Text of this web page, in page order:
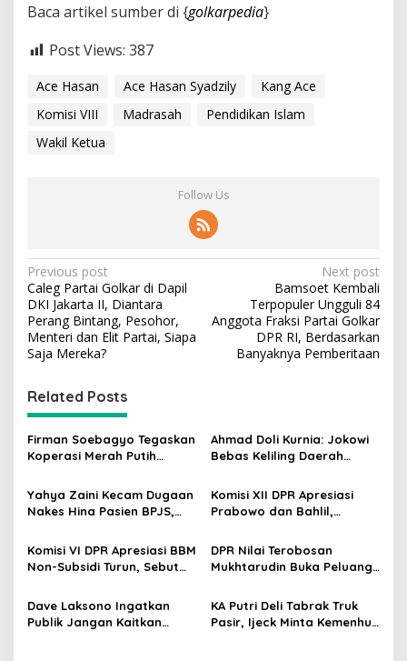
Baca artikel sumber di {golkarpedia}
Post Views: 387
Ace Hasan Ace Hasan Syadzily
Kang Ace
Komisi VIII
Madrasah
Pendidikan Islam
Wakil Ketua
Follow Us
P
o
s
t
a
v
i
a
i
o
n
Previous post
Caleg Partai Golkar di Dapil
DKI Jakarta II, Diantara
Perang Bintang, Pesohor,
Menteri dan Elit Partai, Siapa
Saja Mereka?
Next post
Bamsoet Kembali
Terpopuler Ungguli 84
Anggota Fraksi Partai Golkar
DPR RI, Berdasarkan
Banyaknya Pemberitaan
Related Posts
Firman Soebagyo Tegaskan
Koperasi Merah Putih
Distributor Pupuk
Bersubsidi
Ahmad Doli Kurnia: Jokowi
Bebas Keliling Daerah
Berjalan Sepanjang Waktu
Yahya Zaini Kecam Dugaan
Nakes Hina Pasien BPJS,
Rumah Sakit
Komisi XII DPR Apresiasi
Prabowo dan Bahlil,
Non-Subsidi Dinilai Tepat
Komisi VI DPR Apresiasi BBM
Non-Subsidi Turun, Sebut
Responsif
DPR Nilai Terobosan
Mukhtarudin Buka Peluang
Indonesia di Albania
Dave Laksono Ingatkan
Publik Jangan Kaitkan
KA Putri Deli Tabrak Truk
Pasir, Ijeck Minta Kemenhub